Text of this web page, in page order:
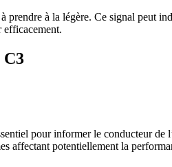
prendre à la légère. Ce signal peut
efficacement.
C3
pour informer le conducteur de
affectant potentiellement la